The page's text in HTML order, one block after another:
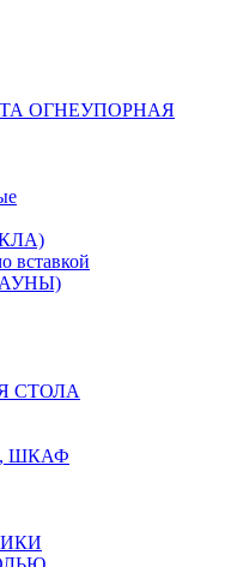
ОГНЕУПОРНАЯ
СТОЛА
ШКАФ